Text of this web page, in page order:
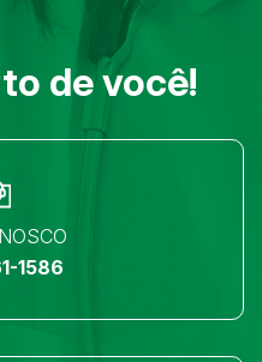
de você!
1586